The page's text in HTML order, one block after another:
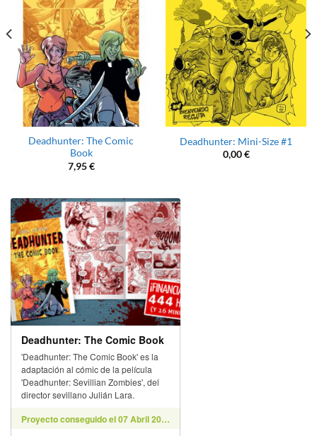
Deadhunter: The Comic
Book
7,95€
Deadhunter: Mini-Size #1
0,00€